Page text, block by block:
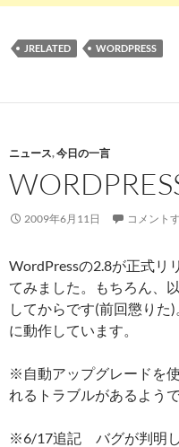
JRELATED WORDPRESS
ニュース,今日の一言
2009年6月11日 コメント
WordPressの2.8が正式リ
てみました。もちろん、
してからです(前回懲り
に動作しています。
※自動アップグレードを
れるトラブルがあるよう
※6/17追記 バグが判明